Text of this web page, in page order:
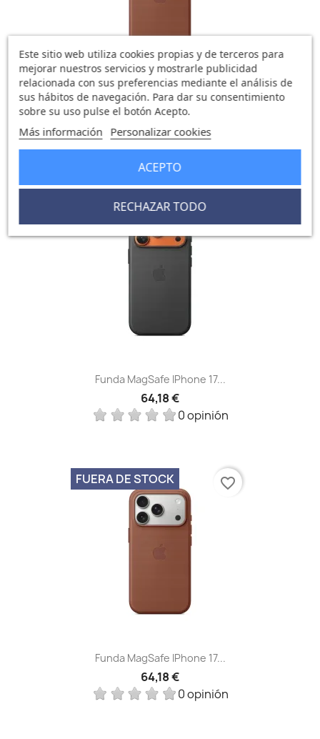
Funda MagSafe IPhone 17...
64,18 €
0 opinión
Funda MagSafe IPhone 17...
64,18 €
0 opinión
Funda MagSafe IPhone 17...
64,18 €
0 opinión
FUERA DE STOCK favorite_border
Este sitio web utiliza cookies propias y de terceros para
mejorar nuestros servicios y mostrarle publicidad
relacionada con sus preferencias mediante el análisis de
sus hábitos de navegación. Para dar su consentimiento
sobre su uso pulse el botón Acepto.
Más información Personalizar cookies
RECHAZAR TODO
ACEPTO